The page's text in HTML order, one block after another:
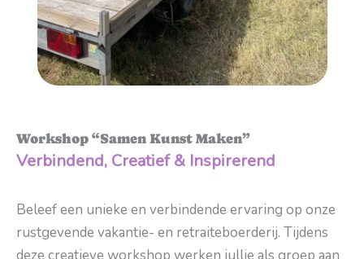
Workshop “Samen Kunst Maken”
Verbindend, Creatief & Inspirerend
Beleef een unieke en verbindende ervaring op onze
rustgevende vakantie- en retraiteboerderij. Tijdens